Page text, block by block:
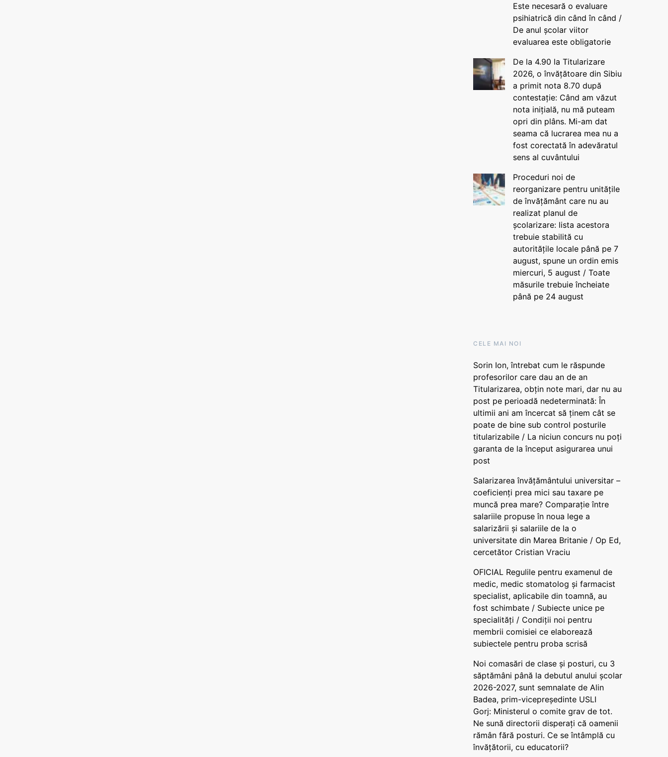
Este necesară o evaluare
psihiatrică din când în când /
De anul școlar viitor
evaluarea este obligatorie
De la 4.90 la Titularizare
2026, o învățătoare din Sibiu
a primit nota 8.70 după
contestație: Când am văzut
nota inițială, nu mă puteam
opri din plâns. Mi-am dat
seama că lucrarea mea nu a
fost corectată în adevăratul
sens al cuvântului
Proceduri noi de
reorganizare pentru unitățile
de învățământ care nu au
realizat planul de
școlarizare: lista acestora
trebuie stabilită cu
autoritățile locale până pe 7
august, spune un ordin emis
miercuri, 5 august / Toate
măsurile trebuie încheiate
până pe 24 august
CELE MAI NOI
Sorin Ion, întrebat cum le răspunde
profesorilor care dau an de an
Titularizarea, obțin note mari, dar nu au
post pe perioadă nedeterminată: În
ultimii ani am încercat să ținem cât se
poate de bine sub control posturile
titularizabile / La niciun concurs nu poți
garanta de la început asigurarea unui
post
Salarizarea învățământului universitar –
coeficienți prea mici sau taxare pe
muncă prea mare? Comparație între
salariile propuse în noua lege a
salarizării și salariile de la o
universitate din Marea Britanie / Op Ed,
cercetător Cristian Vraciu
OFICIAL Regulile pentru examenul de
medic, medic stomatolog și farmacist
specialist, aplicabile din toamnă, au
fost schimbate / Subiecte unice pe
specialități / Condiții noi pentru
membrii comisiei ce elaborează
subiectele pentru proba scrisă
Noi comasări de clase și posturi, cu 3
săptămâni până la debutul anului școlar
2026-2027, sunt semnalate de Alin
Badea, prim-vicepreședinte USLI
Gorj: Ministerul o comite grav de tot.
Ne sună directorii disperați că oamenii
rămân fără posturi. Ce se întâmplă cu
învățătorii, cu educatorii?